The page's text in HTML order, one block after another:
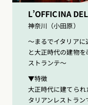
L’OFFICINA
神奈川（小田原）
〜まるでイタリア
と大正時代の建物
ストランテ〜
▼特徴
大正時代に建てら
タリアンレストラ